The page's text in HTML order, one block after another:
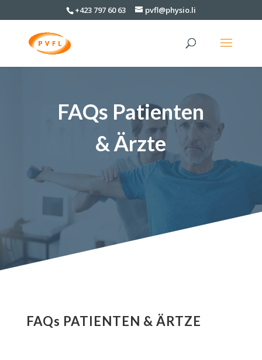
+423 797 60 63 pvfl@physio.li
FAQs Patienten
& Ärzte
FAQs PATIENTEN & ÄRTZE